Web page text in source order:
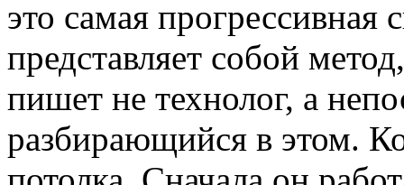
это самая
представляет собой
пишет не технолог, а
разбирающийся в этом.